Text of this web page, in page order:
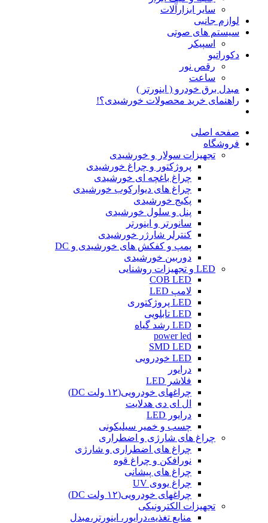
سایر ابزارآلات
لوازم جانبی
سیستم های صوتی
اسپیکر
دکوراتیو
رقص نور
ساعت
مبدل برق خودرو ( اینورتر )
راهنمای خرید محصولات خورشیدی؟!
صفحه اصلی
فروشگاه
تجهیزات سولار و خورشیدی
پروژکتور و چراغ خورشیدی
چراغ باغچه ای خورشیدی
چراغ های دیوارکوب خورشیدی
پکیج خورشیدی
پنل و سلول خورشیدی
سانورتر و اینورتر
کنترلر شارژر خورشیدی
پمپ و کفکش های خورشیدی و DC
دوربین خورشیدی
LED و تجهیزات روشنایی
COB LED
لامپ LED
LED پروژکتوری
LED تابلویی
LED رشد گیاه
power led
SMD LED
LED خودرویی
درایور
فلاشر LED
چراغهای خودرویی(۱۲ ولت DC)
ال ای دی هدلایت
درایور LED
چسب و خمیر سیلیکونی
چراغ های شارژی و اضطراری
چراغ های اضطراری و شارژی
نورافکن و چراغ قوه
چراغ های پیشانی
چراغ یووی UV
چراغهای خودرویی(۱۲ ولت DC)
تجهیزات الکترونیکی
منابع تغذیه،درایور، اینورتر،مبدل